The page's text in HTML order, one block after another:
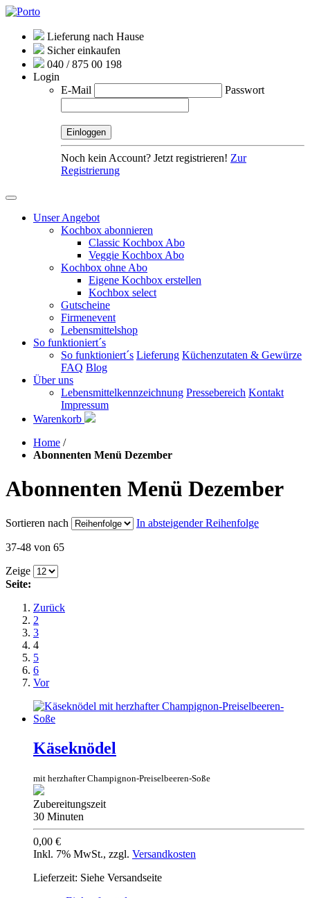
Lieferung nach Hause
Sicher einkaufen
040 / 875 00 198
Login
E-Mail
Passwort
Noch kein Account? Jetzt registrieren! Zur
Registrierung
Unser Angebot
Kochbox abonnieren
Classic Kochbox Abo
Veggie Kochbox Abo
Kochbox ohne Abo
Eigene Kochbox erstellen
Kochbox select
Gutscheine
Firmenevent
Lebensmittelshop
So funktioniert´s
So funktioniert´s Lieferung Küchenzutaten & Gewürze
FAQ Blog
Über uns
Lebensmittelkennzeichnung Pressebereich Kontakt
Impressum
Warenkorb
Home /
Abonnenten Menü Dezember
Abonnenten Menü Dezember
Sortieren nach In absteigender Reihenfolge
37-48 von 65
Zeige
Seite:
Zurück
2
3
4
5
6
Vor
Käseknödel
mit herzhafter Champignon-Preiselbeeren-Soße
Zubereitungszeit
30 Minuten
0,00 €
Inkl. 7% MwSt., zzgl. Versandkosten
Lieferzeit: Siehe Versandseite